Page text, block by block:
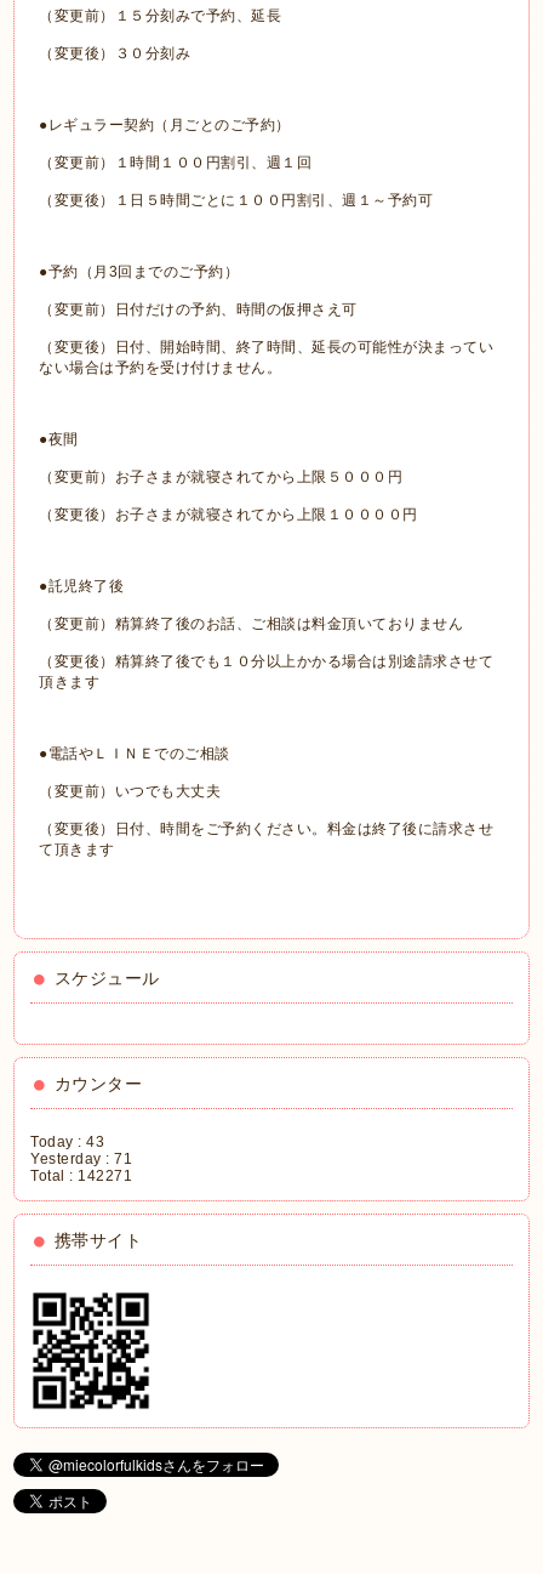
（変更前）１５分刻みで予約、延長
（変更後）３０分刻み
●レギュラー契約（月ごとのご予約）
（変更前）１時間１００円割引、週１回
（変更後）１日５時間ごとに１００円割引、週１～予約可
●予約（月 3回までのご予約）
（変更前）日付だけの予約、時間の仮押さえ可
（変更後）日付、開始時間、終了時間、延長の可能性が決まってい
ない場合は予約を受け付けません。
●夜間
（変更前）お子さまが就寝されてから上限５０００円
（変更後）お子さまが就寝されてから上限１００００円
●託児終了後
（変更前）精算終了後のお話、ご相談は料金頂いておりません
（変更後）精算終了後でも１０分以上かかる場合は別途請求させて
頂きます
●電話やＬＩＮＥでのご相談
（変更前）いつでも大丈夫
（変更後）日付、時間をご予約ください。料金は終了後に請求させ
て頂きます
スケジュール
カウンター
Today :43
Yesterday :71
Total : 142271
携帯サイト